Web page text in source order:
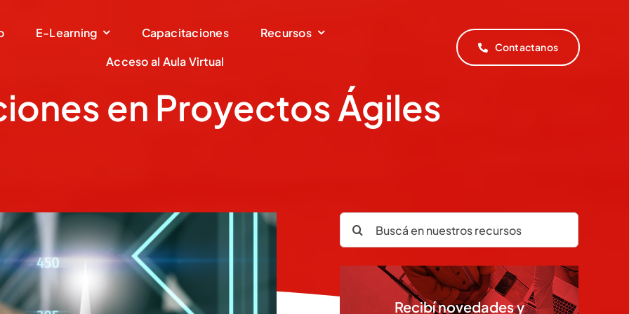
E-Learning Capacitaciones
Recursos
Acceso al Aula Virtual
Contactanos
en Proyectos Ágiles
Search
for:
Recibí novedades y